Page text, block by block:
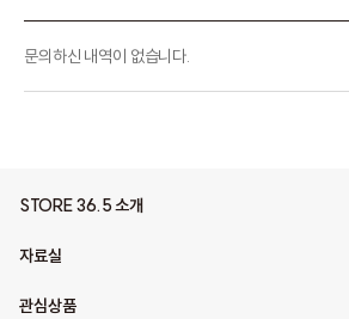
문의하신 내역이 없습니다.
STORE 36.5 소개
자료실
관심상품